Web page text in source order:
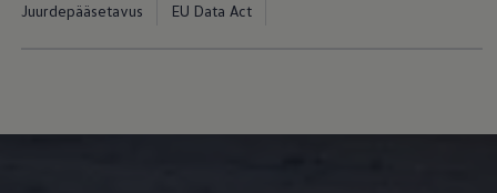
Juurdepääsetavus
EU Data Act